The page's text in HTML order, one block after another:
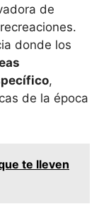
de
donde los
,
de la época
te lleven